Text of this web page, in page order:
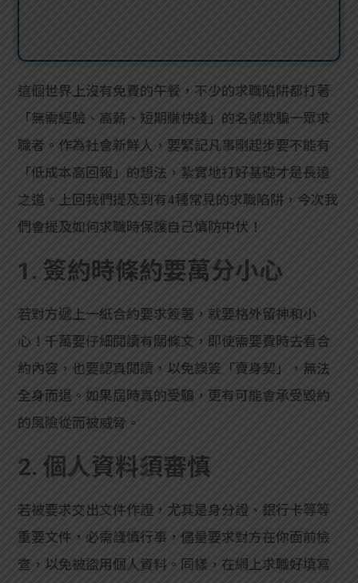
這個世界上沒有免費的午餐，不少的求職陷阱都打著
「無需經驗、高薪、短期賺快錢」的名號欺騙一眾求
職者。作為社會新鮮人，要緊記凡事剛起步要不能有
「低成本高回報」的想法，紮實地打好基礎才是長遠
之道。上回我們提及到有4種常見的求職陷阱，今次我
們會提及如何求職時保護自己慎防中伏！
1. 簽約時條約要萬分小心
若對方遞上一紙合約要求簽署，就要格外留神和小
心！千萬要仔細閱讀有關條文，即使需要費時去看合
約內容，也要認真閱讀，以免誤簽「賣身契」，無法
全身而退。如果屆時真的受騙，更有可能會承受毀約
的風險從而被威脅。
2. 個人資料須審慎
若被要求交出文件作證，尤其是身分證、銀行卡等等
重要文件，必需謹慎行事，儘量要求對方在你面前檢
查，以免被盜用個人資料。同樣，在網上求職好填寫